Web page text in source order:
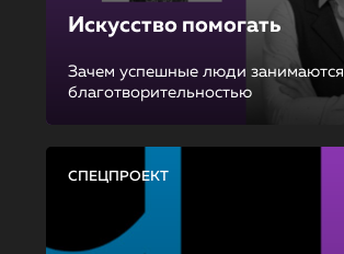
Искусство помогать
Зачем успешные люди занимаются
благотворительностью
СПЕЦПРОЕКТ